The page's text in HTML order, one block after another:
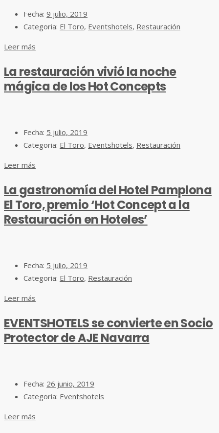
Fecha: 9 julio, 2019
Categoria: El Toro, Eventshotels, Restauración
Leer más
La restauración vivió la noche
mágica de los Hot Concepts
Fecha: 5 julio, 2019
Categoria: El Toro, Eventshotels, Restauración
Leer más
La gastronomía del Hotel Pamplona
El Toro, premio ‘Hot Concept a la
Restauración en Hoteles’
Fecha: 5 julio, 2019
Categoria: El Toro, Restauración
Leer más
EVENTSHOTELS se convierte en Socio
Protector de AJE Navarra
Fecha: 26 junio, 2019
Categoria: Eventshotels
Leer más